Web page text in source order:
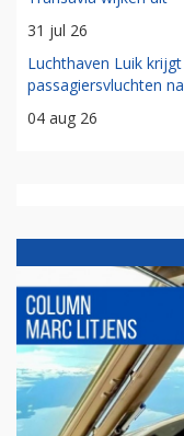
31 jul 26
Luchthaven Luik
passagiersvluchten
04 aug 26